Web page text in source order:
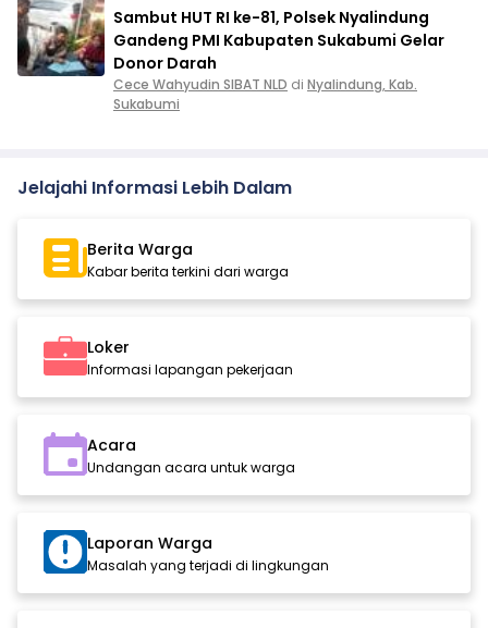
Sambut HUT RI ke-81, Polsek Nyalindung
Gandeng PMI Kabupaten Sukabumi Gelar
Donor Darah
Cece Wahyudin SIBAT NLD di Nyalindung, Kab.
Sukabumi
Jelajahi Informasi Lebih Dalam
Berita Warga
Kabar berita terkini dari warga
Loker
Informasi lapangan pekerjaan
Acara
Undangan acara untuk warga
Laporan Warga
Masalah yang terjadi di lingkungan